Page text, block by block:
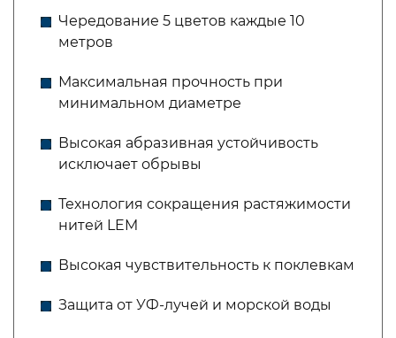
Чередование 5 цветов каждые 10
метров
Максимальная прочность при
минимальном диаметре
Высокая абразивная устойчивость
исключает обрывы
Технология сокращения растяжимости
нитей LEM
Высокая чувствительность к поклевкам
Защита от УФ-лучей и морской воды